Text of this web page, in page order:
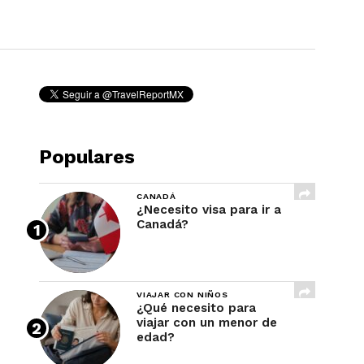
Populares
CANADÁ
¿Necesito visa para ir a
Canadá?
VIAJAR CON NIÑOS
¿Qué necesito para
viajar con un menor de
edad?